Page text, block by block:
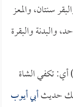
سنتان، والمعز
والبدنة والبقرة
أي: تكفي الشاة
حديثأبي أيوب